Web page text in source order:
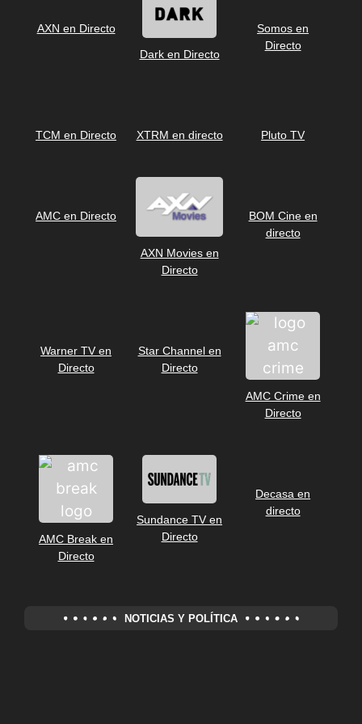
AXN en Directo
Dark en Directo
Somos en
Directo
TCM en Directo XTRM en directo Pluto TV
AMC en Directo
AXN Movies en
Directo
BOM Cine en
directo
Warner TV en
Directo
Star Channel en
Directo
AMC Crime en
Directo
AMC Break en
Directo
Sundance TV en
Directo
Decasa en
directo
NOTICIAS Y POLÍTICA